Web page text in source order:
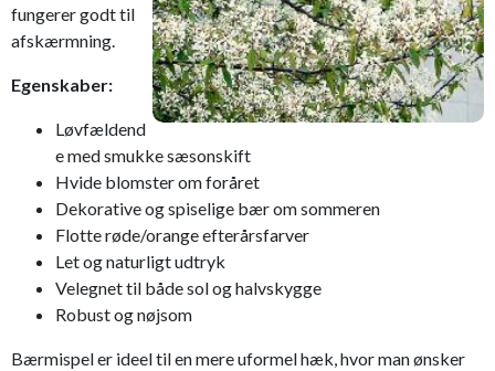
fungerer godt til
afskærmning.
Egenskaber:
Løvfældend
e med smukke sæsonskift
Hvide blomster om foråret
Dekorative og spiselige bær om sommeren
Flotte røde/orange efterårsfarver
Let og naturligt udtryk
Velegnet til både sol og halvskygge
Robust og nøjsom
Bærmispel er ideel til en mere uformel hæk, hvor man ønsker